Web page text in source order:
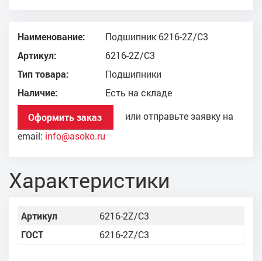
Наименование:
Подшипник 6216-2Z/C3
Артикул:
6216-2Z/C3
Тип товара:
Подшипники
Наличие:
Есть на складе
Оформить заказ
или отправьте заявку на
email: info@asoko.ru
Характеристики
Артикул
6216-2Z/C3
ГОСТ
6216-2Z/C3